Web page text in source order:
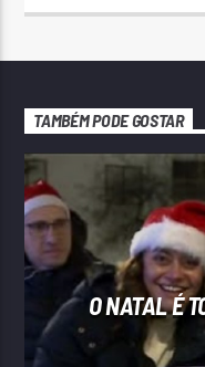
TAMBÉM PODE GOSTAR
O NATAL É